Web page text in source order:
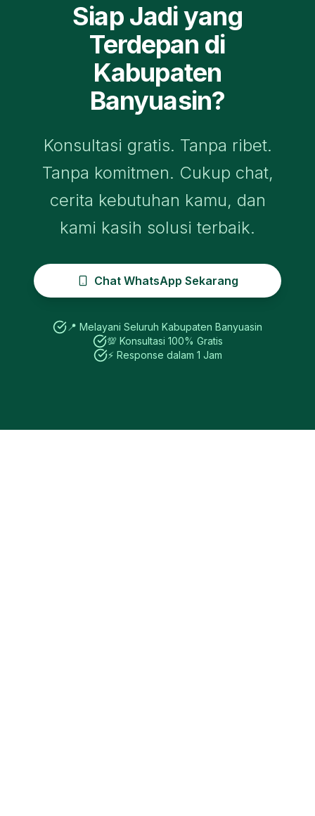
Siap Jadi yang
Terdepan di
Kabupaten
Banyuasin?
Konsultasi gratis. Tanpa ribet.
Tanpa komitmen. Cukup chat,
cerita kebutuhan kamu, dan
kami kasih solusi terbaik.
Chat WhatsApp Sekarang
📍 Melayani Seluruh Kabupaten Banyuasin
💯 Konsultasi 100% Gratis
⚡ Response dalam 1 Jam